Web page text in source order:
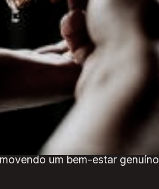
os alunos terão
relação com os diversos
prática dos fundamentos da
vibracionais do país,
curso que reúne décadas de
a compreender e aplicar os
um bem-estar